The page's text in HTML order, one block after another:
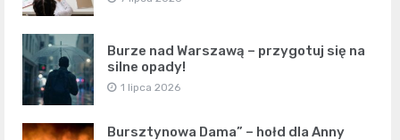
Burze nad Warszawą – przygotuj się na
silne opady!
1 lipca 2026
Bursztynowa Dama” – hołd dla Anny